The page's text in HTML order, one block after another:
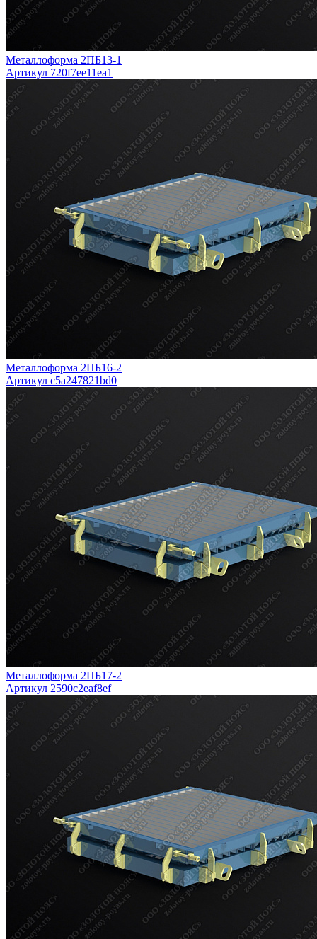
Металлоформа 2ПБ13-1
Артикул 720f7ee11ea1
Металлоформа 2ПБ16-2
Артикул c5a247821bd0
Металлоформа 2ПБ17-2
Артикул 2590c2eaf8ef